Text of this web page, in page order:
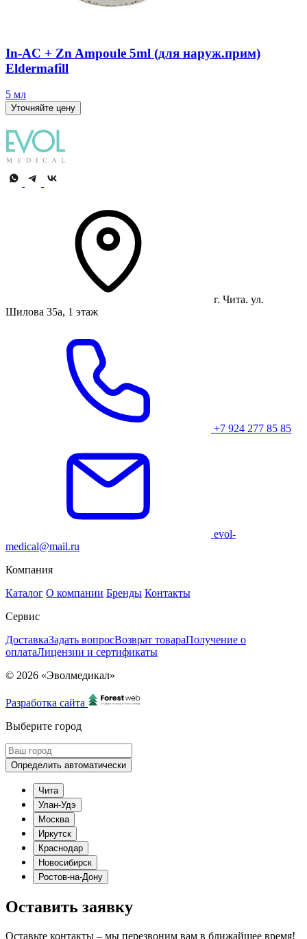
In-AC + Zn Ampoule 5ml (для наруж.прим)
Eldermafill
5 мл
Уточняйте цену
г. Чита. ул.
Шилова 35а, 1 этаж
+7 924 277 85 85
evol-
medical@mail.ru
Компания
Каталог О компании Бренды Контакты
Сервис
ДоставкаЗадать вопросВозврат товараПолучение о
оплатаЛицензии и сертификаты
© 2026 «Эволмедикал»
Разработка сайта
Выберите город
Определить автоматически
Чита
Улан-Удэ
Москва
Иркутск
Краснодар
Новосибирск
Ростов-на-Дону
Оставить заявку
Оставьте контакты – мы перезвоним вам в ближайшее время!